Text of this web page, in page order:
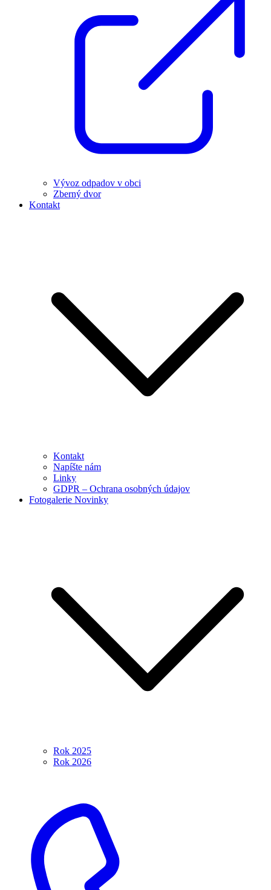
Vývoz odpadov v obci
Zberný dvor
Kontakt
Kontakt
Napíšte nám
Linky
GDPR – Ochrana osobných údajov
Fotogalerie Novinky
Rok 2025
Rok 2026